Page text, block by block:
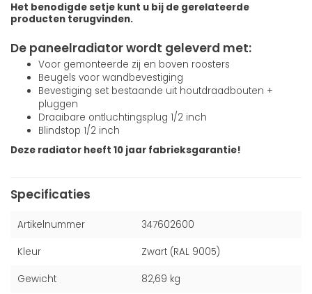
Het benodigde setje kunt u bij de gerelateerde
producten terugvinden.
De paneelradiator wordt geleverd met:
Voor gemonteerde zij en boven roosters
Beugels voor wandbevestiging
Bevestiging set bestaande uit houtdraadbouten +
pluggen
Draaibare ontluchtingsplug 1/2 inch
Blindstop 1/2 inch
Deze radiator heeft 10 jaar fabrieksgarantie!
Specificaties
Artikelnummer 347602600
Kleur Zwart (RAL 9005)
Gewicht 82,69 kg